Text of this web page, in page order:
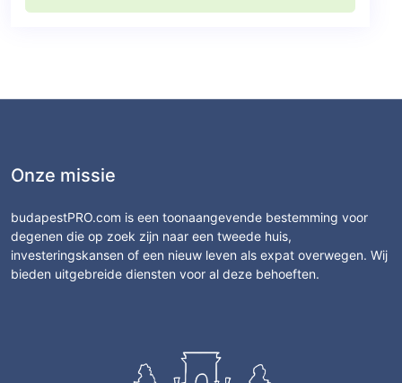
Onze missie
budapestPRO.com is een toonaangevende bestemming voor
degenen die op zoek zijn naar een tweede huis,
investeringskansen of een nieuw leven als expat overwegen. Wij
bieden uitgebreide diensten voor al deze behoeften.